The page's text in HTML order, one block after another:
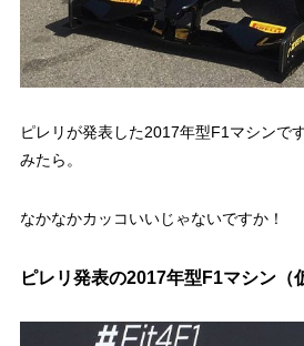
ピレリが発表した2017年型F1マシンで
みたら。
なかなかカッコいいじゃないですか！
ピレリ発表の2017年型F1マシン（